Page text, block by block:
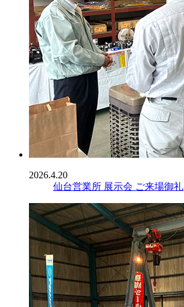
2026.4.20
仙台営業所 展示会 ご来場御礼